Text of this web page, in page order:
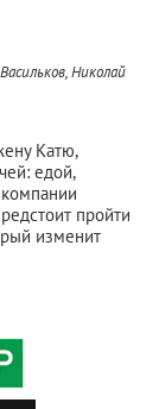
Николай
Катю,
едой,
пройти
изменит